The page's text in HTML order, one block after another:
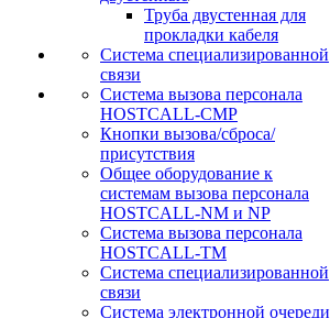
Труба двустенная для
прокладки кабеля
Система специализированной
связи
Cистема вызова персонала
HOSTCALL-CMP
Кнопки вызова/сброса/
присутствия
Общее оборудование к
системам вызова персонала
HOSTCALL-NM и NP
Система вызова персонала
HOSTCALL-TM
Система специализированной
связи
Система электронной очереди